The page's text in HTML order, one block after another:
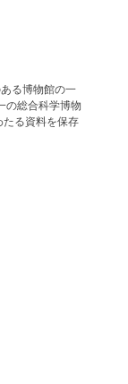
る博物館の一
の総合科学博物
たる資料を保存